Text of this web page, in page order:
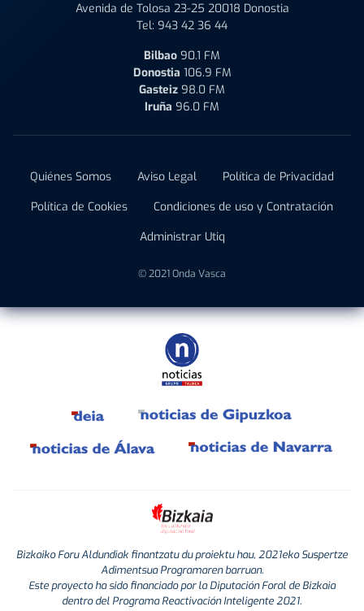
Avenida de Tolosa 23-25 20018 Donostia
Tel: 943 42 36 44
Bilbao 90.1 FM
Donostia 106.9 FM
Gasteiz 98.0 FM
Iruña 96.0 FM
Quiénes Somos Aviso Legal
Política de Privacidad
Política de Cookies
Condiciones de uso y Contratación
Administrar Utiq
© 2021 Onda Vasca
Bizkaiko Foru Aldundiak finantzatu du proiektu hau, 2021eko Suspertze
Adimentsua Programaren barruan.
Este proyecto ha sido financiado por la Diputación Foral de Bizkaia
dentro del Programa Reactivación Inteligente 2021.